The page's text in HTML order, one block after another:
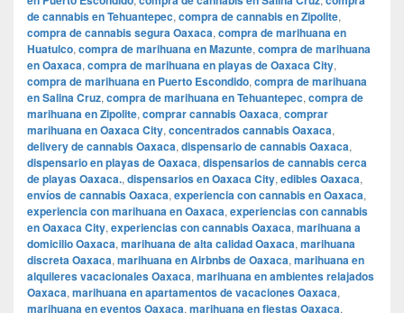
de cannabis en Tehuantepec, compra de cannabis en Zipolite,
compra de cannabis segura Oaxaca, compra de marihuana en
Huatulco, compra de marihuana en Mazunte, compra de marihuana
en Oaxaca, compra de marihuana en playas de Oaxaca City,
compra de marihuana en Puerto Escondido, compra de marihuana
en Salina Cruz, compra de marihuana en Tehuantepec, compra de
marihuana en Zipolite, comprar cannabis Oaxaca, comprar
marihuana en Oaxaca City, concentrados cannabis Oaxaca,
delivery de cannabis Oaxaca, dispensario de cannabis Oaxaca,
dispensario en playas de Oaxaca, dispensarios de cannabis cerca
de playas Oaxaca., dispensarios en Oaxaca City, edibles Oaxaca,
envíos de cannabis Oaxaca, experiencia con cannabis en Oaxaca,
experiencia con marihuana en Oaxaca, experiencias con cannabis
en Oaxaca City, experiencias con cannabis Oaxaca, marihuana a
domicilio Oaxaca, marihuana de alta calidad Oaxaca, marihuana
discreta Oaxaca, marihuana en Airbnbs de Oaxaca, marihuana en
alquileres vacacionales Oaxaca, marihuana en ambientes relajados
Oaxaca, marihuana en apartamentos de vacaciones Oaxaca,
marihuana en eventos Oaxaca, marihuana en fiestas Oaxaca,